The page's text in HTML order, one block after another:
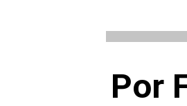
Por